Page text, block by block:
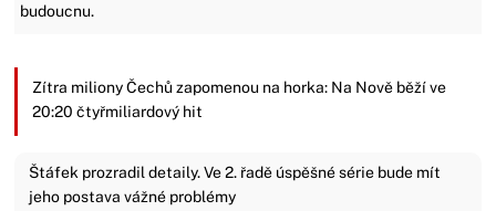
budoucnu.
Zítra miliony Čechů zapomenou na horka: Na Nově běží ve
20:20 čtyřmiliardový hit
Štáfek prozradil detaily. Ve 2. řadě úspěšné série bude mít
jeho postava vážné problémy